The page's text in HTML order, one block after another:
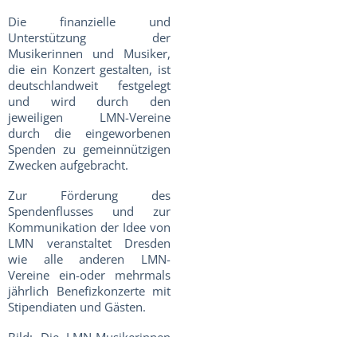
Die finanzielle und
Unterstützung der
Musikerinnen und Musiker,
die ein Konzert gestalten, ist
deutschlandweit festgelegt
und wird durch den
jeweiligen LMN-Vereine
durch die eingeworbenen
Spenden zu gemeinnützigen
Zwecken aufgebracht.
Zur Förderung des
Spendenflusses und zur
Kommunikation der Idee von
LMN veranstaltet Dresden
wie alle anderen LMN-
Vereine ein-oder mehrmals
jährlich Benefizkonzerte mit
Stipendiaten und Gästen.